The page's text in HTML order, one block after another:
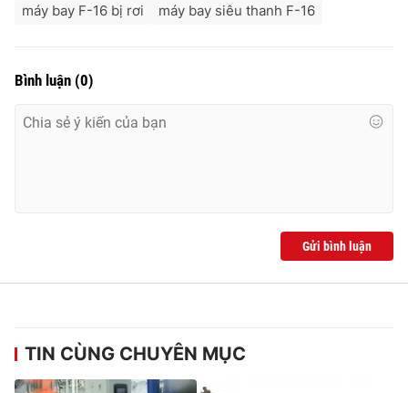
máy bay F-16 bị rơi
máy bay siêu thanh F-16
Bình luận (0)
Gửi bình luận
TIN CÙNG CHUYÊN MỤC